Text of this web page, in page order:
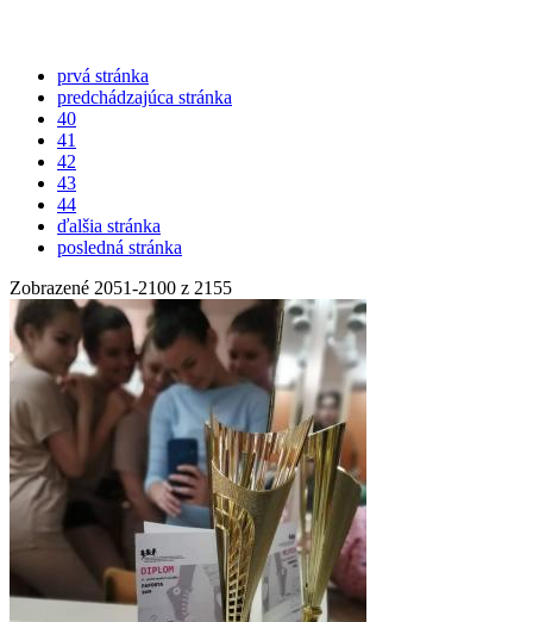
prvá stránka
predchádzajúca stránka
40
41
42
43
44
ďalšia stránka
posledná stránka
Zobrazené 2051-2100 z 2155